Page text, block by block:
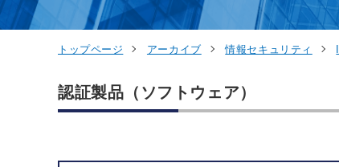
トップページ アーカイブ 情報セキュリティ
認証製品（ソフトウェア）